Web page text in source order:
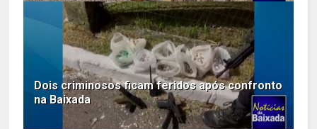
Dois criminosos ficam feridos após confronto
na Baixada